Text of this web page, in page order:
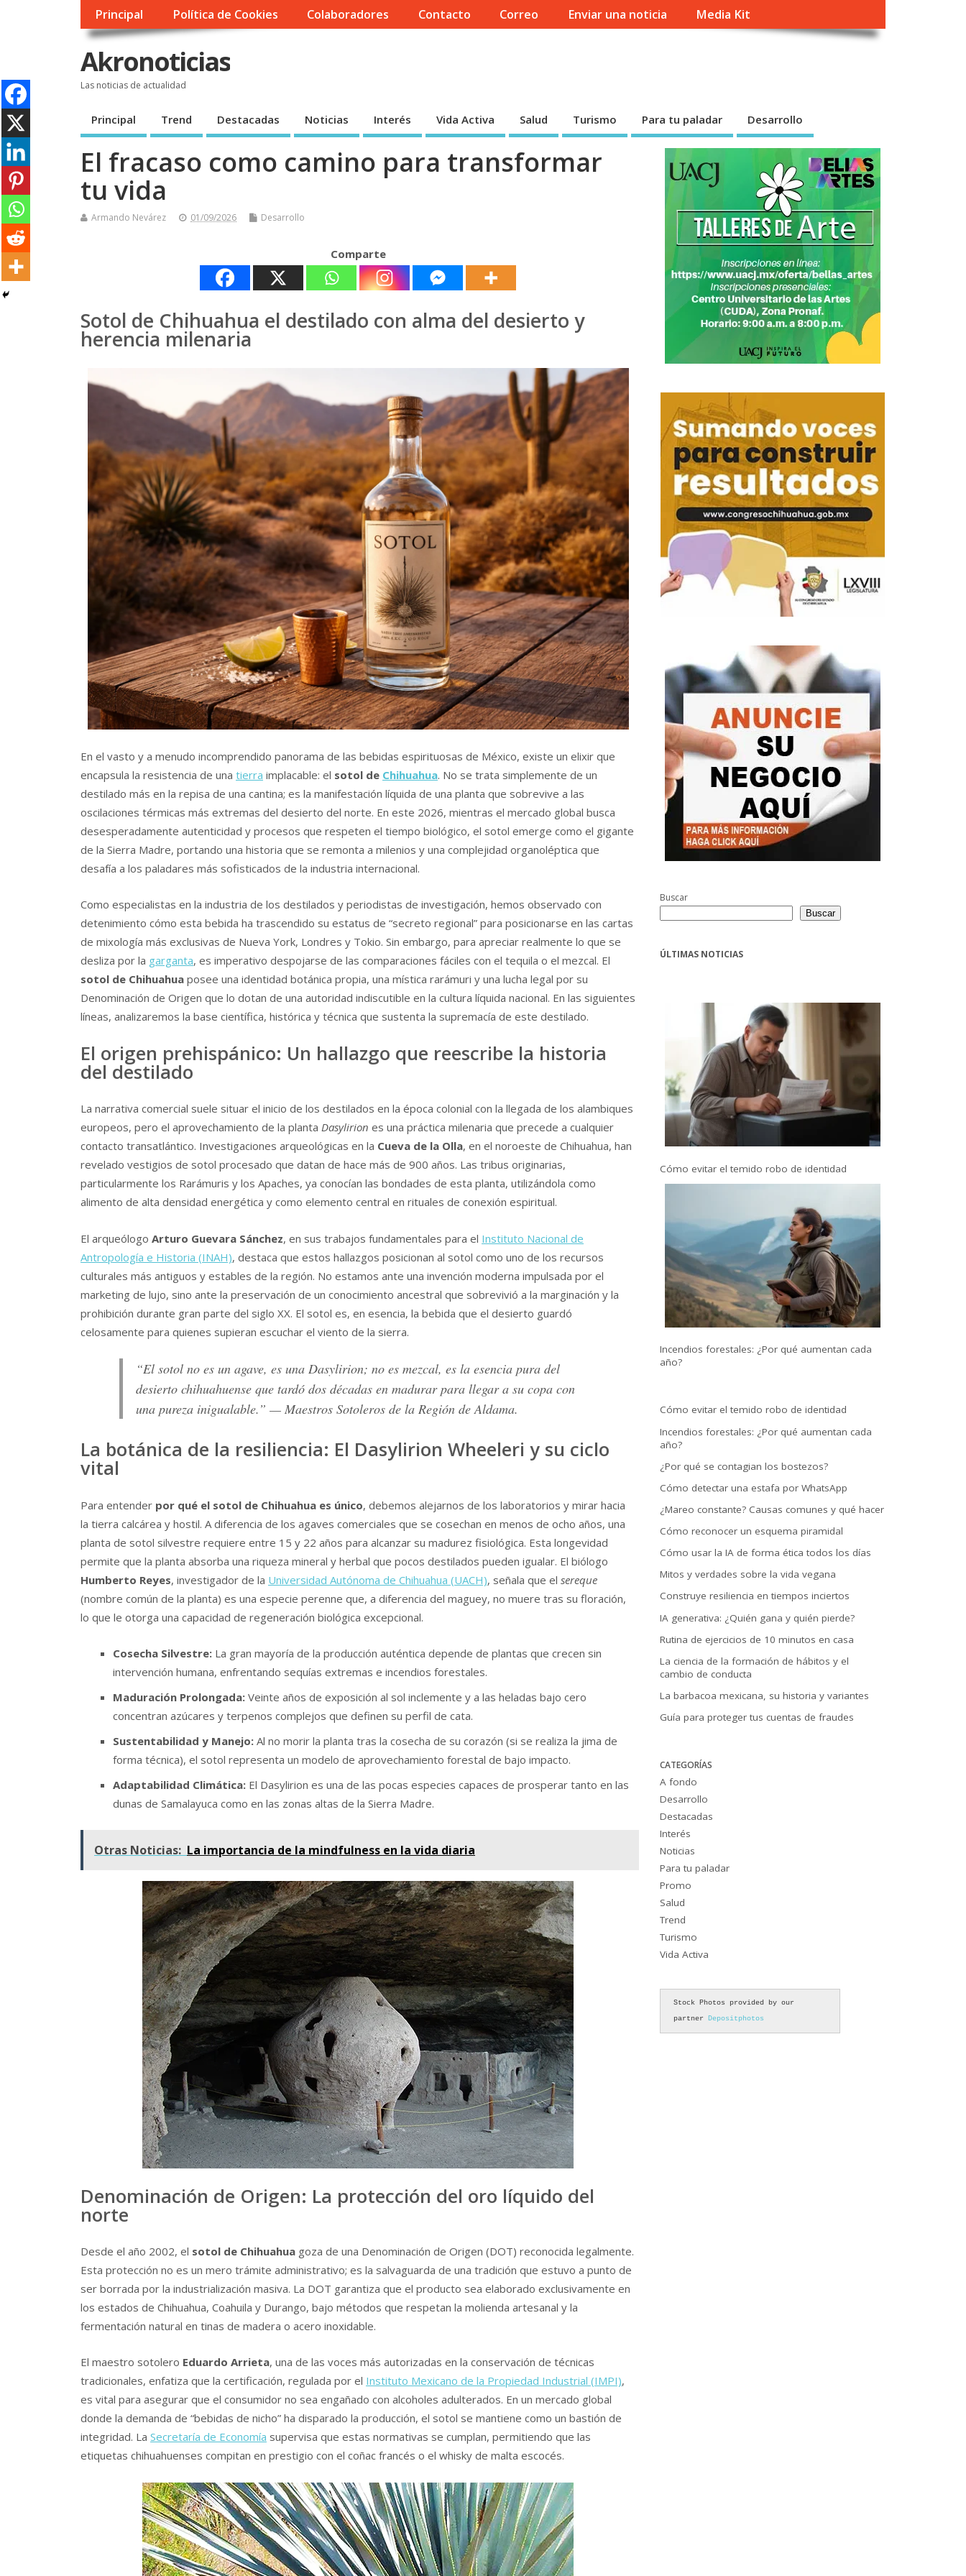
Principal Política de Cookies Colaboradores Contacto Correo Enviar una noticia Media Kit
Akronoticias
Las noticias de actualidad
Principal Trend Destacadas Noticias Interés Vida Activa Salud Turismo Para tu paladar Desarrollo
El fracaso como camino para transformar
tu vida
Armando Nevárez 01/09/2026 Desarrollo
Comparte
Sotol de Chihuahua el destilado con alma del desierto y
herencia milenaria
En el vasto y a menudo incomprendido panorama de las bebidas espirituosas de México, existe un elixir que
encapsula la resistencia de una tierra implacable: el sotol de Chihuahua. No se trata simplemente de un
destilado más en la repisa de una cantina; es la manifestación líquida de una planta que sobrevive a las
oscilaciones térmicas más extremas del desierto del norte. En este 2026, mientras el mercado global busca
desesperadamente autenticidad y procesos que respeten el tiempo biológico, el sotol emerge como el gigante
de la Sierra Madre, portando una historia que se remonta a milenios y una complejidad organoléptica que
desafía a los paladares más sofisticados de la industria internacional.
Como especialistas en la industria de los destilados y periodistas de investigación, hemos observado con
detenimiento cómo esta bebida ha trascendido su estatus de “secreto regional” para posicionarse en las cartas
de mixología más exclusivas de Nueva York, Londres y Tokio. Sin embargo, para apreciar realmente lo que se
desliza por la garganta, es imperativo despojarse de las comparaciones fáciles con el tequila o el mezcal. El
sotol de Chihuahua posee una identidad botánica propia, una mística rarámuri y una lucha legal por su
Denominación de Origen que lo dotan de una autoridad indiscutible en la cultura líquida nacional. En las siguientes
líneas, analizaremos la base científica, histórica y técnica que sustenta la supremacía de este destilado.
El origen prehispánico: Un hallazgo que reescribe la historia
del destilado
La narrativa comercial suele situar el inicio de los destilados en la época colonial con la llegada de los alambiques
europeos, pero el aprovechamiento de la planta Dasylirion es una práctica milenaria que precede a cualquier
contacto transatlántico. Investigaciones arqueológicas en la Cueva de la Olla, en el noroeste de Chihuahua, han
revelado vestigios de sotol procesado que datan de hace más de 900 años. Las tribus originarias,
particularmente los Rarámuris y los Apaches, ya conocían las bondades de esta planta, utilizándola como
alimento de alta densidad energética y como elemento central en rituales de conexión espiritual.
El arqueólogo Arturo Guevara Sánchez, en sus trabajos fundamentales para el Instituto Nacional de
Antropología e Historia (INAH), destaca que estos hallazgos posicionan al sotol como uno de los recursos
culturales más antiguos y estables de la región. No estamos ante una invención moderna impulsada por el
marketing de lujo, sino ante la preservación de un conocimiento ancestral que sobrevivió a la marginación y la
prohibición durante gran parte del siglo XX. El sotol es, en esencia, la bebida que el desierto guardó
celosamente para quienes supieran escuchar el viento de la sierra.
“El sotol no es un agave, es una Dasylirion; no es mezcal, es la esencia pura del
desierto chihuahuense que tardó dos décadas en madurar para llegar a su copa con
una pureza inigualable.” — Maestros Sotoleros de la Región de Aldama.
La botánica de la resiliencia: El Dasylirion Wheeleri y su ciclo
vital
Para entender por qué el sotol de Chihuahua es único, debemos alejarnos de los laboratorios y mirar hacia
la tierra calcárea y hostil. A diferencia de los agaves comerciales que se cosechan en menos de ocho años, una
planta de sotol silvestre requiere entre 15 y 22 años para alcanzar su madurez fisiológica. Esta longevidad
permite que la planta absorba una riqueza mineral y herbal que pocos destilados pueden igualar. El biólogo
Humberto Reyes, investigador de la Universidad Autónoma de Chihuahua (UACH), señala que el sereque
(nombre común de la planta) es una especie perenne que, a diferencia del maguey, no muere tras su floración,
lo que le otorga una capacidad de regeneración biológica excepcional.
Cosecha Silvestre: La gran mayoría de la producción auténtica depende de plantas que crecen sin
intervención humana, enfrentando sequías extremas e incendios forestales.
Maduración Prolongada: Veinte años de exposición al sol inclemente y a las heladas bajo cero
concentran azúcares y terpenos complejos que definen su perfil de cata.
Sustentabilidad y Manejo: Al no morir la planta tras la cosecha de su corazón (si se realiza la jima de
forma técnica), el sotol representa un modelo de aprovechamiento forestal de bajo impacto.
Adaptabilidad Climática: El Dasylirion es una de las pocas especies capaces de prosperar tanto en las
dunas de Samalayuca como en las zonas altas de la Sierra Madre.
Otras Noticias: La importancia de la mindfulness en la vida diaria
Denominación de Origen: La protección del oro líquido del
norte
Desde el año 2002, el sotol de Chihuahua goza de una Denominación de Origen (DOT) reconocida legalmente.
Esta protección no es un mero trámite administrativo; es la salvaguarda de una tradición que estuvo a punto de
ser borrada por la industrialización masiva. La DOT garantiza que el producto sea elaborado exclusivamente en
los estados de Chihuahua, Coahuila y Durango, bajo métodos que respetan la molienda artesanal y la
fermentación natural en tinas de madera o acero inoxidable.
El maestro sotolero Eduardo Arrieta, una de las voces más autorizadas en la conservación de técnicas
tradicionales, enfatiza que la certificación, regulada por el Instituto Mexicano de la Propiedad Industrial (IMPI),
es vital para asegurar que el consumidor no sea engañado con alcoholes adulterados. En un mercado global
donde la demanda de “bebidas de nicho” ha disparado la producción, el sotol se mantiene como un bastión de
integridad. La Secretaría de Economía supervisa que estas normativas se cumplan, permitiendo que las
etiquetas chihuahuenses compitan en prestigio con el coñac francés o el whisky de malta escocés.
Buscar
Buscar
ÚLTIMAS NOTICIAS
Cómo evitar el temido robo de identidad
Incendios forestales: ¿Por qué aumentan cada
año?
Cómo evitar el temido robo de identidad
Incendios forestales: ¿Por qué aumentan cada
año?
¿Por qué se contagian los bostezos?
Cómo detectar una estafa por WhatsApp
¿Mareo constante? Causas comunes y qué hacer
Cómo reconocer un esquema piramidal
Cómo usar la IA de forma ética todos los días
Mitos y verdades sobre la vida vegana
Construye resiliencia en tiempos inciertos
IA generativa: ¿Quién gana y quién pierde?
Rutina de ejercicios de 10 minutos en casa
La ciencia de la formación de hábitos y el
cambio de conducta
La barbacoa mexicana, su historia y variantes
Guía para proteger tus cuentas de fraudes
CATEGORÍAS
A fondo
Desarrollo
Destacadas
Interés
Noticias
Para tu paladar
Promo
Salud
Trend
Turismo
Vida Activa
Stock Photos provided by our
partner Depositphotos